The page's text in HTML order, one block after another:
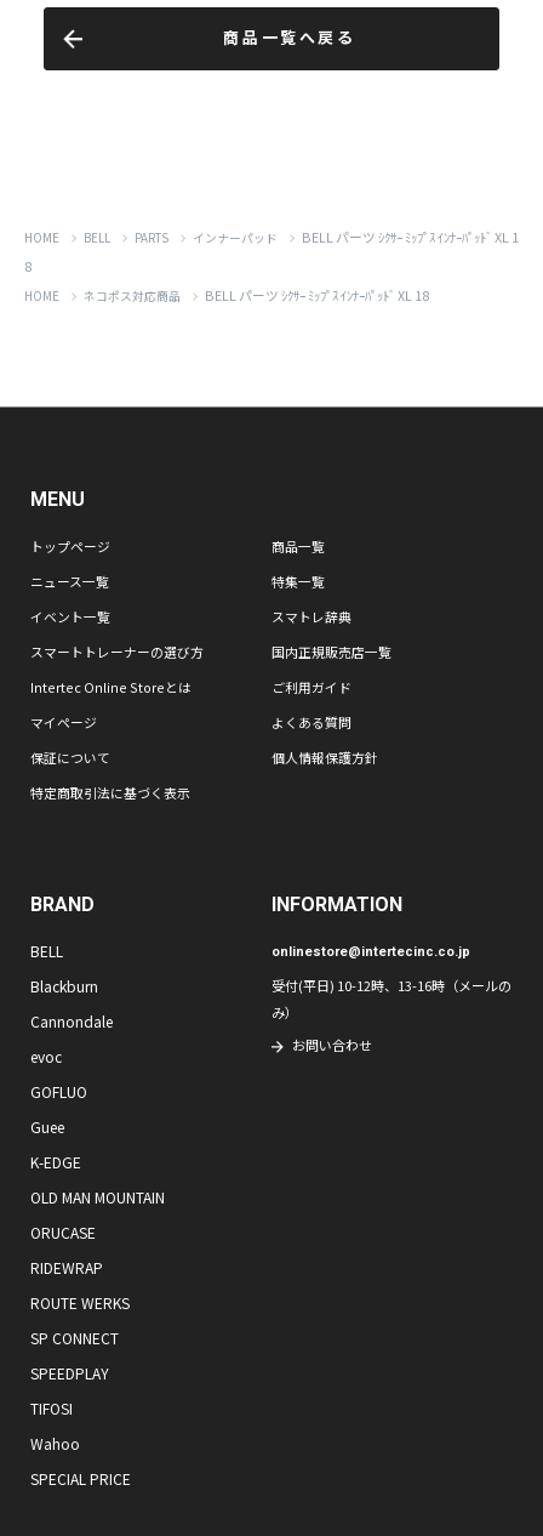
商品一覧へ戻る
HOME BELL PARTS インナーパッド
BELL パーツ ｼｸｻｰ ﾐｯﾌﾟｽ ｲﾝﾅｰﾊﾟｯﾄﾞ XL 1
8
HOME ネコポス対応商品 BELL パーツ ｼｸｻｰ ﾐｯﾌﾟｽ ｲﾝﾅｰﾊﾟｯﾄﾞ XL 18
MENU
トップページ
商品一覧
ニュース一覧
特集一覧
イベント一覧
スマトレ辞典
スマートトレーナーの選び方
国内正規販売店一覧
Intertec Online Storeとは
ご利用ガイド
マイページ
よくある質問
保証について
個人情報保護方針
特定商取引法に基づく表示
BRAND
BELL
Blackburn
Cannondale
evoc
GOFLUO
Guee
K-EDGE
OLD MAN MOUNTAIN
ORUCASE
RIDEWRAP
ROUTE WERKS
SP CONNECT
SPEEDPLAY
TIFOSI
Wahoo
SPECIAL PRICE
INFORMATION
onlinestore@intertecinc.co.jp
受付(平日) 10-12時、13-16時（メールの
み）
お問い合わせ